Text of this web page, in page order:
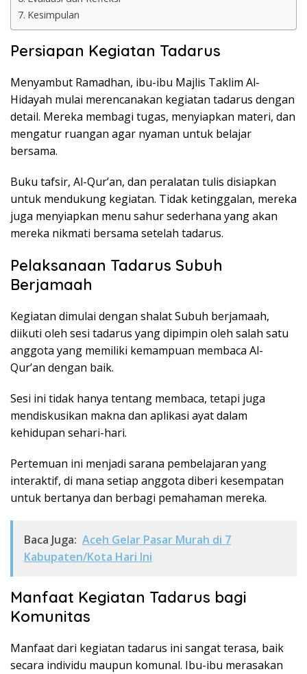
Kesimpulan
Persiapan Kegiatan Tadarus
Menyambut Ramadhan, ibu-ibu Majlis Taklim Al-
Hidayah mulai merencanakan kegiatan tadarus dengan
detail. Mereka membagi tugas, menyiapkan materi, dan
mengatur ruangan agar nyaman untuk belajar
bersama.
Buku tafsir, Al-Qur’an, dan peralatan tulis disiapkan
untuk mendukung kegiatan. Tidak ketinggalan, mereka
juga menyiapkan menu sahur sederhana yang akan
mereka nikmati bersama setelah tadarus.
Pelaksanaan Tadarus Subuh
Berjamaah
Kegiatan dimulai dengan shalat Subuh berjamaah,
diikuti oleh sesi tadarus yang dipimpin oleh salah satu
anggota yang memiliki kemampuan membaca Al-
Qur’an dengan baik.
Sesi ini tidak hanya tentang membaca, tetapi juga
mendiskusikan makna dan aplikasi ayat dalam
kehidupan sehari-hari.
Pertemuan ini menjadi sarana pembelajaran yang
interaktif, di mana setiap anggota diberi kesempatan
untuk bertanya dan berbagi pemahaman mereka.
Baca Juga: Aceh Gelar Pasar Murah di 7
Kabupaten/Kota Hari Ini
Manfaat Kegiatan Tadarus bagi
Komunitas
Manfaat dari kegiatan tadarus ini sangat terasa, baik
secara individu maupun komunal. Ibu-ibu merasakan